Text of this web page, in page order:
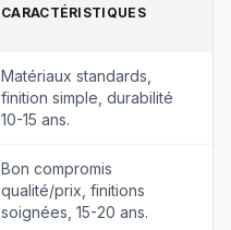
CARACTÉRISTIQUES
Matériaux standards,
finition simple, durabilité
10-15 ans.
Bon compromis
qualité/prix, finitions
soignées, 15-20 ans.